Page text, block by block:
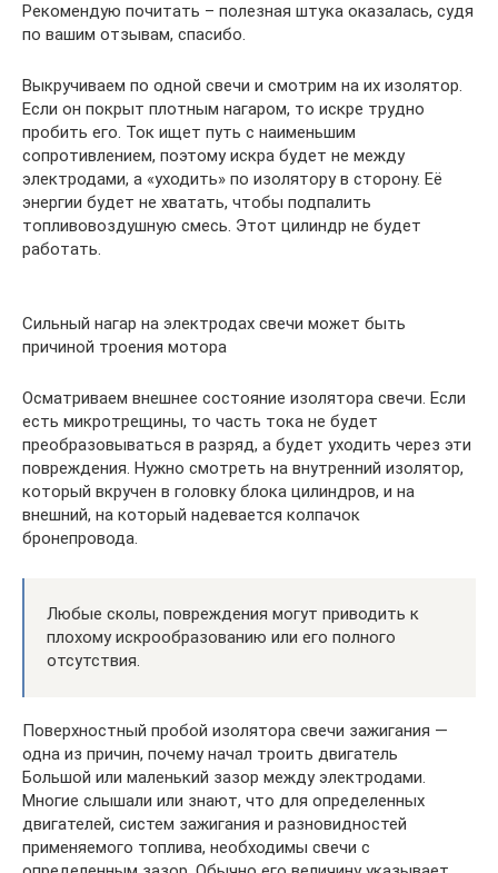
Рекомендую почитать – полезная штука оказалась, судя
по вашим отзывам, спасибо.
Выкручиваем по одной свечи и смотрим на их изолятор.
Если он покрыт плотным нагаром, то искре трудно
пробить его. Ток ищет путь с наименьшим
сопротивлением, поэтому искра будет не между
электродами, а «уходить» по изолятору в сторону. Её
энергии будет не хватать, чтобы подпалить
топливовоздушную смесь. Этот цилиндр не будет
работать.
Сильный нагар на электродах свечи может быть
причиной троения мотора
Осматриваем внешнее состояние изолятора свечи. Если
есть микротрещины, то часть тока не будет
преобразовываться в разряд, а будет уходить через эти
повреждения. Нужно смотреть на внутренний изолятор,
который вкручен в головку блока цилиндров, и на
внешний, на который надевается колпачок
бронепровода.
Любые сколы, повреждения могут приводить к
плохому искрообразованию или его полного
отсутствия.
Поверхностный пробой изолятора свечи зажигания —
одна из причин, почему начал троить двигатель
Большой или маленький зазор между электродами.
Многие слышали или знают, что для определенных
двигателей, систем зажигания и разновидностей
применяемого топлива, необходимы свечи с